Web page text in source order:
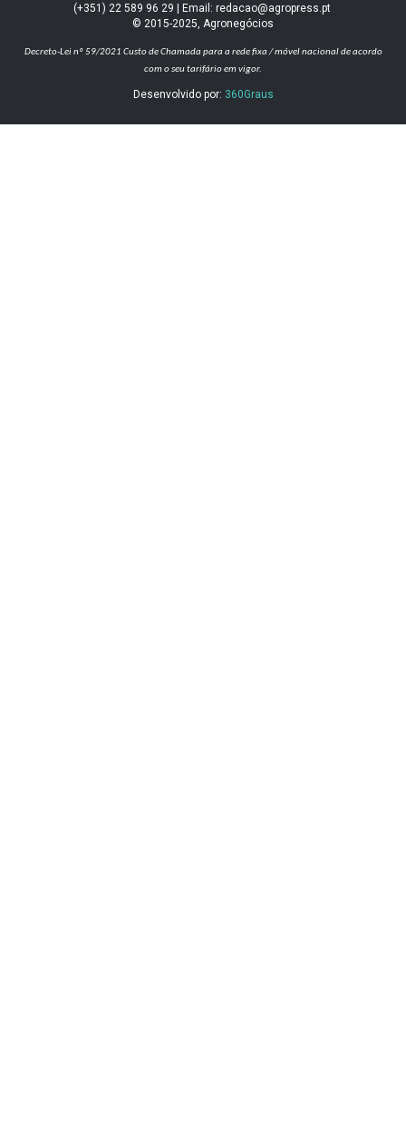
(+351) 22 589 96 29 | Email: redacao@agropress.pt
© 2015-2025, Agronegócios
Decreto-Lei nº 59/2021 Custo de Chamada para a rede fixa / móvel nacional de acordo
com o seu tarifário em vigor.
Desenvolvido por: 360Graus